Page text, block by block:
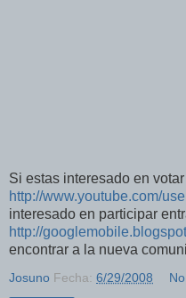
Si estas interesado en
http://www.youtube.com/
interesado en participar
http://
encontrar a la nueva
Josuno Fecha: 6/29/2008